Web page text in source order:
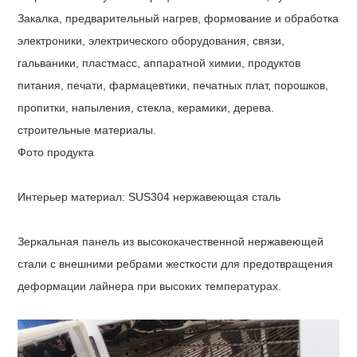
Закалка, предварительный нагрев, формование и обработка
электроники, электрического оборудования, связи,
гальваники, пластмасс, аппаратной химии, продуктов
питания, печати, фармацевтики, печатных плат, порошков,
пропитки, напыления, стекла, керамики, дерева.
строительные материалы.
Фото продукта
Интерьер материал:SUS304 нержавеющая сталь
Зеркальная панель из высококачественной нержавеющей
стали с внешними ребрами жесткости для предотвращения
деформации лайнера при высоких температурах.